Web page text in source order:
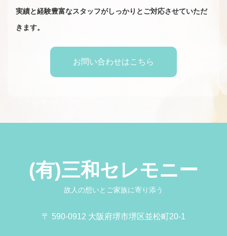
​​​​​​​実績と経験豊富なスタッフがしっかりとご対応させていただ
きます。
お問い合わせはこちら
(有)三和セレモニー
故人の想いとご家族に寄り添う
〒 590-0912 大阪府堺市堺区並松町20-1